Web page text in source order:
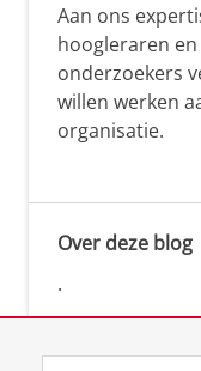
Aan ons
hoogleraren
onderzoekers
willen werken
organisatie.
Over deze blog
.